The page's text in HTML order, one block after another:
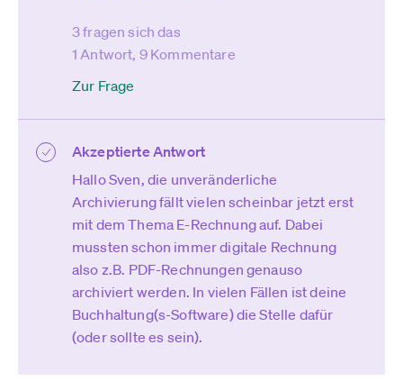
3 fragen sich das
1 Antwort, 9 Kommentare
Zur Frage
Akzeptierte Antwort
Hallo Sven, die unveränderliche
Archivierung fällt vielen scheinbar jetzt erst
mit dem Thema E-Rechnung auf. Dabei
mussten schon immer digitale Rechnung
also z.B. PDF-Rechnungen genauso
archiviert werden. In vielen Fällen ist deine
Buchhaltung(s-Software) die Stelle dafür
(oder sollte es sein).